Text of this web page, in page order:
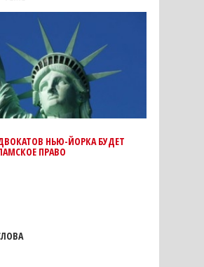
НЬЮ-ЙОРКА БУДЕТ
ПРАВО